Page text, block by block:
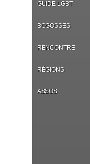
GUIDE LGBT
BOGOSSES
RENCONTRE
RÉGIONS
ASSOS